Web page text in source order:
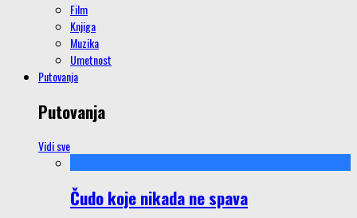
Film
Knjiga
Muzika
Umetnost
Putovanja
Putovanja
Vidi sve
Čudo koje nikada ne spava